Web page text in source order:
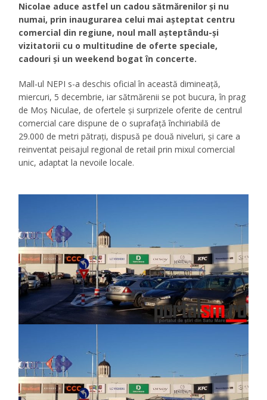
Nicolae aduce astfel un cadou sătmărenilor și nu
numai, prin inaugurarea celui mai așteptat centru
comercial din regiune, noul mall așteptându-și
vizitatorii cu o multitudine de oferte speciale,
cadouri și un weekend bogat în concerte.
Mall-ul NEPI s-a deschis oficial în această dimineață,
miercuri, 5 decembrie, iar sătmărenii se pot bucura, în prag
de Moș Niculae, de ofertele și surprizele oferite de centrul
comercial care dispune de o suprafață închiriabilă de
29.000 de metri pătrați, dispusă pe două niveluri, și care a
reinventat peisajul regional de retail prin mixul comercial
unic, adaptat la nevoile locale.